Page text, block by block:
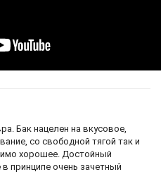
Бак нацелен на вкусовое,
со свободной тягой так и
хорошее. Достойный
принципе очень зачетный